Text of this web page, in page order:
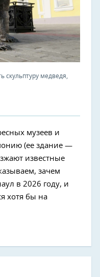
скульптуру медведя,
музеев и
(ее здание —
известные
зачем
в 2026 году, и
хотя бы на